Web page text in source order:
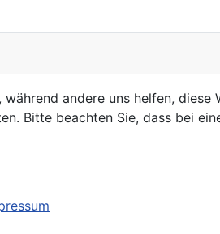
andere uns helfen,
Bitte beachten Sie, dass bei